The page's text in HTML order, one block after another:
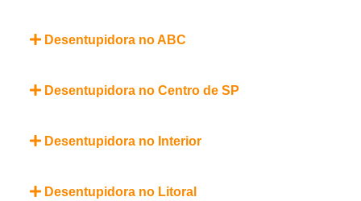
Desentupidora no ABC
Desentupidora no Centro de SP
Desentupidora no Interior
Desentupidora no Litoral